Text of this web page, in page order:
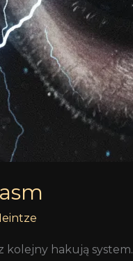
kolejny hakują system.